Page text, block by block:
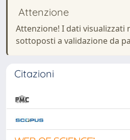
Attenzione
Attenzione! I dati visualizzati
sottoposti a validazione da
Citazioni